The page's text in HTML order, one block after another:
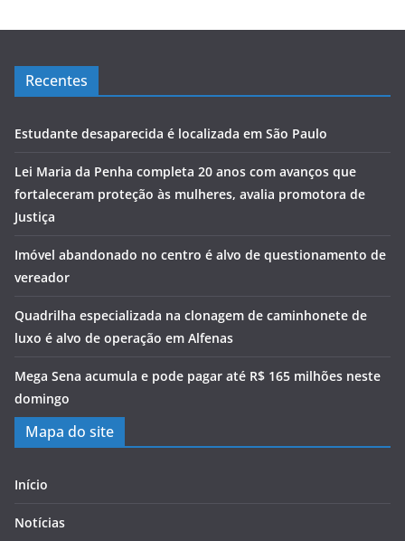
Recentes
Estudante desaparecida é localizada em São Paulo
Lei Maria da Penha completa 20 anos com avanços que
fortaleceram proteção às mulheres, avalia promotora de
Justiça
Imóvel abandonado no centro é alvo de questionamento de
vereador
Quadrilha especializada na clonagem de caminhonete de
luxo é alvo de operação em Alfenas
Mega Sena acumula e pode pagar até R$ 165 milhões neste
domingo
Mapa do site
Início
Notícias